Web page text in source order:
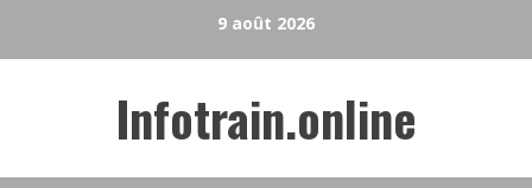
9 août 2026
Infotrain.online